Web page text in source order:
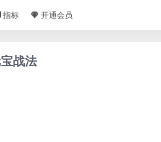
指标 开通会员
战法